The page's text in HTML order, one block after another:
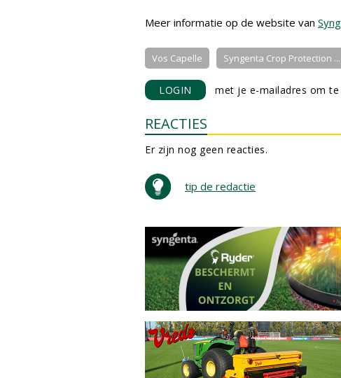
Meer informatie op de website van
Vos Capelle Syngenta Crop Protection ...
LOGIN met je e-mailadres om te
REACTIES
Er zijn nog geen reacties.
tip de redactie